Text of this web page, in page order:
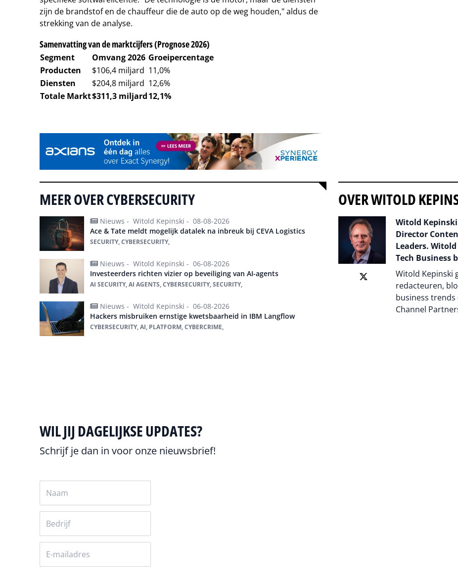
zijn de brandstof en de chauffeur die de auto op de weg houden," aldus de
strekking van de analyse.
Samenvatting van de marktcijfers (Prognose 2026)
Segment Omvang 2026 Groeipercentage
Producten
$106,4 miljard 11,0%
Diensten
$204,8 miljard 12,6%
Totale Markt$311,3 miljard12,1%
MEER OVER CYBERSECURITY
Nieuws - Witold Kepinski - 08-08-2026
Ace & Tate meldt mogelijk datalek na inbreuk bij CEVA Logistics
SECURITY, CYBERSECURITY,
Nieuws - Witold Kepinski - 06-08-2026
Investeerders richten vizier op beveiliging van AI-agents
AI SECURITY, AI AGENTS, CYBERSECURITY, SECURITY,
Nieuws - Witold Kepinski - 06-08-2026
Hackers misbruiken ernstige kwetsbaarheid in IBM Langflow
CYBERSECURITY, AI, PLATFORM, CYBERCRIME,
OVER WITOLD
Witold
Director
Leaders.
Tech Business
Witold Kepinski
redacteuren,
business trends
Channel
WIL JIJ DAGELIJKSE UPDATES?
Schrijf je dan in voor onze nieuwsbrief!